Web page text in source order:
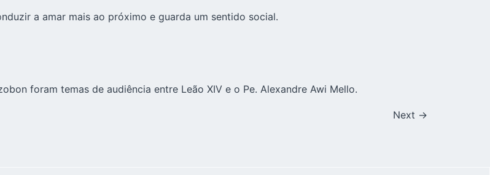
a amar mais ao próximo e guarda um sentido social.
foram temas de audiência entre Leão XIV e o Pe. Alexandre Awi Mello.
Next →